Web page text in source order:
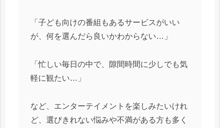
「子ども向けの番組もあるサービスがいい
が、何を選んだら良いかわからない…」
「忙しい毎日の中で、隙間時間に少しでも気
軽に観たい…」
など、エンターテイメントを楽しみたいけれ
ど、選びきれない悩みや不満がある方も多く